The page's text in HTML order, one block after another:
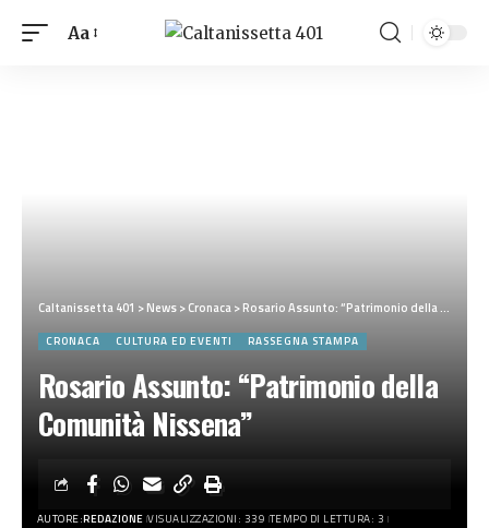
Aa
Caltanissetta 401 >News>Cronaca>Rosario Assunto: “Patrimonio della Comunità Nissena”
CRONACA CULTURA ED EVENTI RASSEGNA STAMPA
Rosario Assunto: “Patrimonio della
Comunità Nissena”
AUTORE:REDAZIONE VISUALIZZAZIONI: 339 TEMPO DI LETTURA: 3